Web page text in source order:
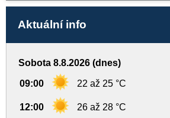
Aktuální info
Sobota 8.8.2026 (dnes)
09:00 22 až 25 °C
12:00 26 až 28 °C